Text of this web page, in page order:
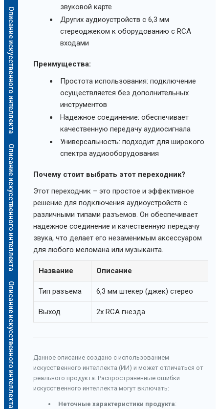
Описание искусственного интеллекта
Описание искусственного интеллекта
Описание искусственного интеллекта
звуковой карте
Других аудиоустройств с 6,3 мм
стереоджеком к оборудованию с RCA
входами
Преимущества:
Простота использования: подключение
осуществляется без дополнительных
инструментов
Надежное соединение: обеспечивает
качественную передачу аудиосигнала
Универсальность: подходит для широкого
спектра аудиооборудования
Почему стоит выбрать этот переходник?
Этот переходник – это простое и эффективное
решение для подключения аудиоустройств с
различными типами разъемов. Он обеспечивает
надежное соединение и качественную передачу
звука, что делает его незаменимым аксессуаром
для любого меломана или музыканта.
Название Описание
Тип разъема 6,3 мм штекер (джек) стерео
Выход 2x RCA гнезда
Данное описание создано с использованием
искусственного интеллекта (ИИ) и может отличаться от
реального продукта. Распространенные ошибки
искусственного интеллекта могут включать:
Неточные характеристики продукта: